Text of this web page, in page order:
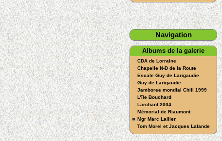
Navigation
Albums de la galerie
CDA de Lorraine
Chapelle N-D de la Route
Escale Guy de Larigaudie
Guy de Larigaudie
Jamboree mondial Chili 1999
L’île Bouchard
Larchant 2004
Mémorial de Riaumont
Mgr Marc Lallier
Tom Morel et Jacques Lalande